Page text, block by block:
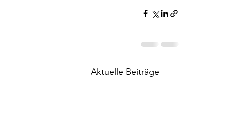
Aktuelle Beiträge